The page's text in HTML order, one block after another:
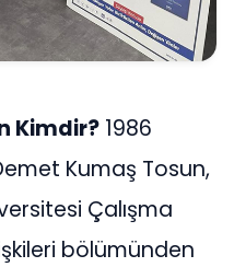
Kimdir? 1986
Kumaş Tosun,
Çalışma
bölümünden